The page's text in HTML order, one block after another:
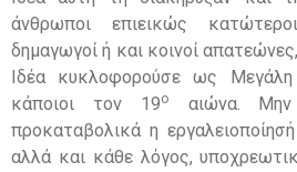
άνθρωποι επιεικώς
δημαγωγοί ή και κοινοί
Ιδέα κυκλοφορούσε ως
κάποιοι τον 19ο
αιώνα.
προκαταβολικά η
αλλά και κάθε λόγος,